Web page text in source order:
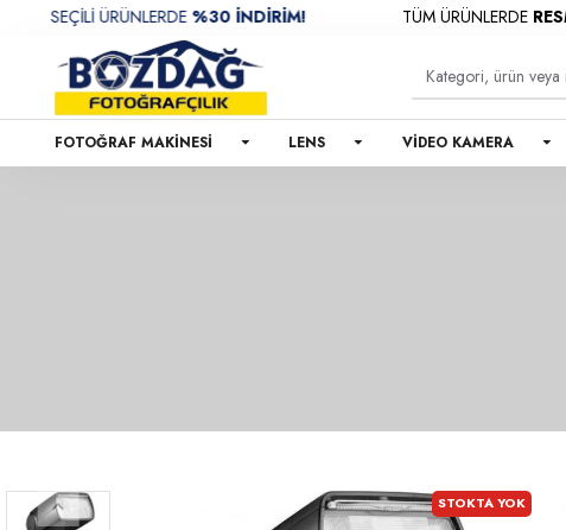
SEÇİLİ ÜRÜNLERDE%30 İNDİRİM! TÜM ÜRÜNLERDERESMİ
FOTOĞRAF MAKINESI LENS VIDEO KAMERA
STOKTA YOK